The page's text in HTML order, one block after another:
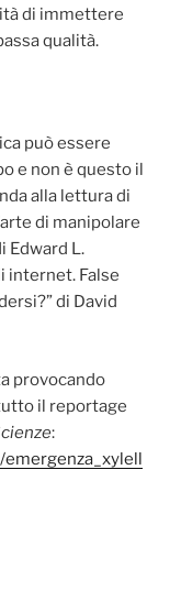
di immettere
qualità.
può essere
e non è questo il
alla lettura di
di manipolare
Edward L.
internet. False
di David
provocando
il reportage
: